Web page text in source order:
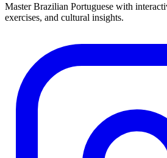
Master Brazilian Portuguese with
exercises, and cultural insights.